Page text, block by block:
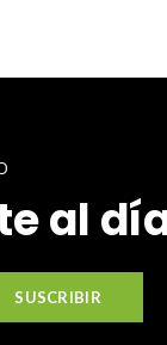
al